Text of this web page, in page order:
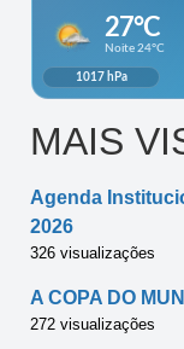
MAIS
Agenda
2026
326 visualizações
A COPA DO
272 visualizações